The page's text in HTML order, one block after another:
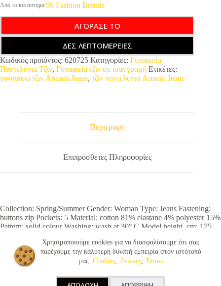
Χρησιμοποιούμε cookies για να διασφαλίσουμε ότι σας
παρέχουμε την καλύτερη δυνατή εμπειρία στον ιστότοπό
μας.Cookies,Privacy,Terms
Από το κατάστημα 99 Fashion Brands
ΑΓΟΡΑΣΕ ΤΟ
ΔΕΣ ΛΕΠΤΟΜΕΡΕΙΕΣ
Κωδικός προϊόντος: 620725 Κατηγορίες: Γυναικεία
Παντελόνια Τζιν, Γυναικεία τζιν σε ίσια γραμή Ετικέτες:
γυναικεια τζιν Armani Jeans, τζιν παντελονια Armani Jeans
Περιγραφή
Επιπρόσθετες Πληροφορίες
Collection: Spring/Summer Gender: Woman Type: Jeans Fastening:
buttons zip Pockets: 5 Material: cotton 81% elastane 4% polyester 15%
Pattern: solid colour Washing: wash at 30° C Model height, cm: 175